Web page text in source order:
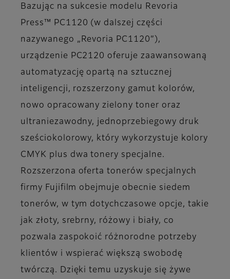
Bazując na sukcesie modelu Revoria
Press™ PC1120 (w dalszej części
nazywanego „Revoria PC1120”),
urządzenie PC2120 oferuje zaawansowaną
automatyzację opartą na sztucznej
inteligencji, rozszerzony gamut kolorów,
nowo opracowany zielony toner oraz
ultraniezawodny, jednoprzebiegowy druk
sześciokolorowy, który wykorzystuje kolory
CMYK plus dwa tonery specjalne.
Rozszerzona oferta tonerów specjalnych
firmy Fujifilm obejmuje obecnie siedem
tonerów, w tym dotychczasowe opcje, takie
jak złoty, srebrny, różowy i biały, co
pozwala zaspokoić różnorodne potrzeby
klientów i wspierać większą swobodę
twórczą. Dzięki temu uzyskuje się żywe